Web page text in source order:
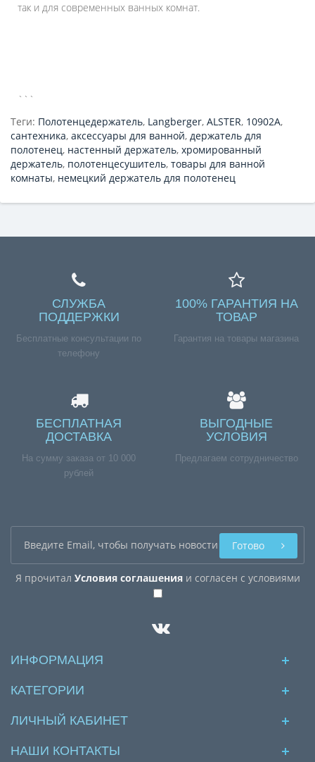
так и для современных ванных комнат.
```
Теги: Полотенцедержатель, Langberger, ALSTER, 10902A,
сантехника, аксессуары для ванной, держатель для
полотенец, настенный держатель, хромированный
держатель, полотенцесушитель, товары для ванной
комнаты, немецкий держатель для полотенец
СЛУЖБА
ПОДДЕРЖКИ
Бесплатные консультации по
телефону
100% ГАРАНТИЯ НА
ТОВАР
Гарантия на товары магазина
БЕСПЛАТНАЯ
ДОСТАВКА
На сумму заказа от 10 000
рублей
ВЫГОДНЫЕ
УСЛОВИЯ
Предлагаем сотрудничество
Я прочитал Условия соглашенияи согласен с условиями
Готово
ИНФОРМАЦИЯ
КАТЕГОРИИ
ЛИЧНЫЙ КАБИНЕТ
НАШИ КОНТАКТЫ